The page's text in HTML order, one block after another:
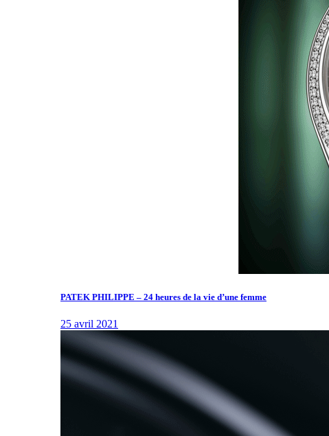
PATEK PHILIPPE – 24 heures de la vie d’une femme
25 avril 2021